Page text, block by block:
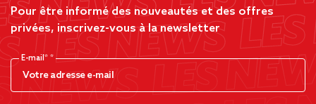
Pour être informé des nouveautés et des offres
privées, inscrivez-vous à la newsletter
E-mail*